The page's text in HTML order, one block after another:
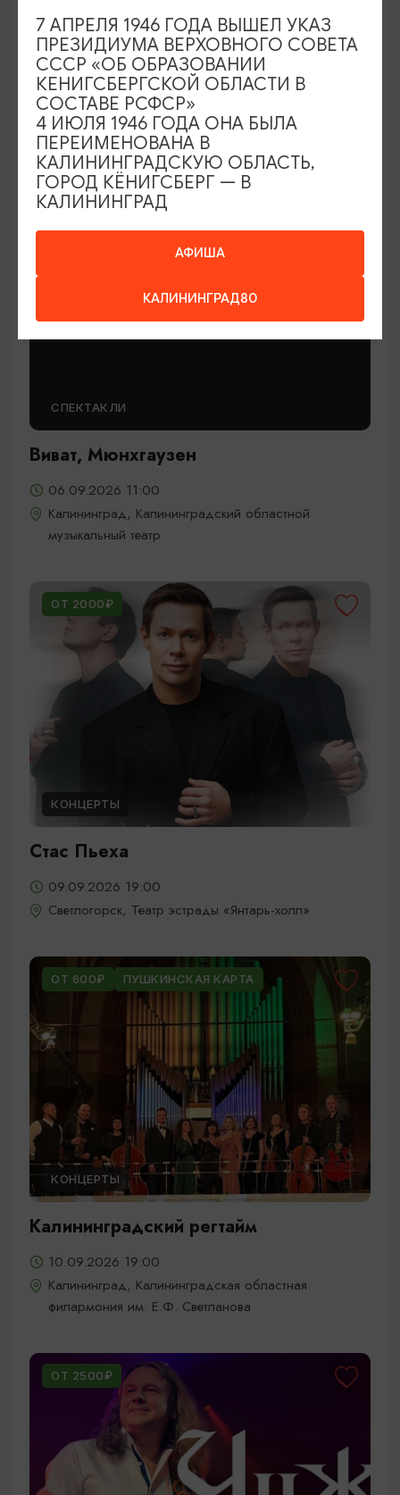
СПЕКТАКЛИ
Улитка и Кит
06.09.2026 11:00
Светлогорск, Арт-пространство «Янтарь-холл»
ОТ 500₽ ПУШКИНСКАЯ КАРТА
СПЕКТАКЛИ
Виват, Мюнхгаузен
06.09.2026 11:00
Калининград, Калининградский областной
музыкальный театр
ОТ 2000₽
КОНЦЕРТЫ
Стас Пьеха
09.09.2026 19:00
Светлогорск, Театр эстрады «Янтарь-холл»
ОТ 600₽ ПУШКИНСКАЯ КАРТА
КОНЦЕРТЫ
Калининградский регтайм
10.09.2026 19:00
Калининград, Калининградская областная
филармония им. Е.Ф. Светланова
ОТ 2500₽
АФИША
КАЛИНИНГРАД80
7 АПРЕЛЯ 1946 ГОДА ВЫШЕЛ УКАЗ
ПРЕЗИДИУМА ВЕРХОВНОГО СОВЕТА
СССР «ОБ ОБРАЗОВАНИИ
КЕНИГСБЕРГСКОЙ ОБЛАСТИ В
СОСТАВЕ РСФСР»
4 ИЮЛЯ 1946 ГОДА ОНА БЫЛА
ПЕРЕИМЕНОВАНА В
КАЛИНИНГРАДСКУЮ ОБЛАСТЬ,
ГОРОД КЁНИГСБЕРГ — В
КАЛИНИНГРАД